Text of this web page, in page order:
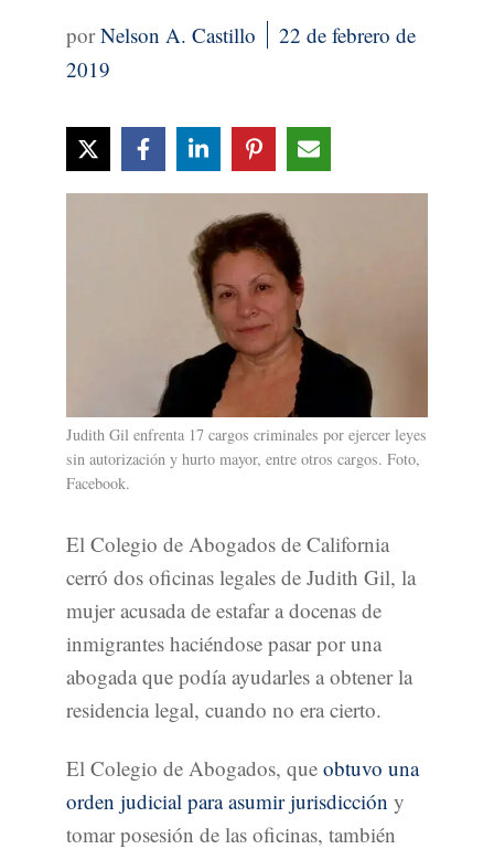
Nelson A. Castillo
22 de febrero de
2019
Judith Gil enfrenta 17 cargos criminales por ejercer leyes
sin autorización y hurto mayor, entre otros cargos. Foto,
Facebook.
El Colegio de Abogados de California
cerró dos oficinas legales de Judith Gil, la
mujer acusada de estafar a docenas de
inmigrantes haciéndose pasar por una
abogada que podía ayudarles a obtener la
residencia legal, cuando no era cierto.
El Colegio de Abogados, que obtuvo una
orden judicial para asumir jurisdicción y
tomar posesión de las oficinas, también